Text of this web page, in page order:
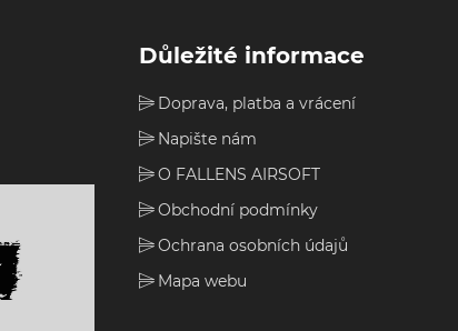
Důležité informace
Doprava, platba a vrácení
Napište nám
O FALLENS AIRSOFT
Obchodní podmínky
Ochrana osobních údajů
Mapa webu